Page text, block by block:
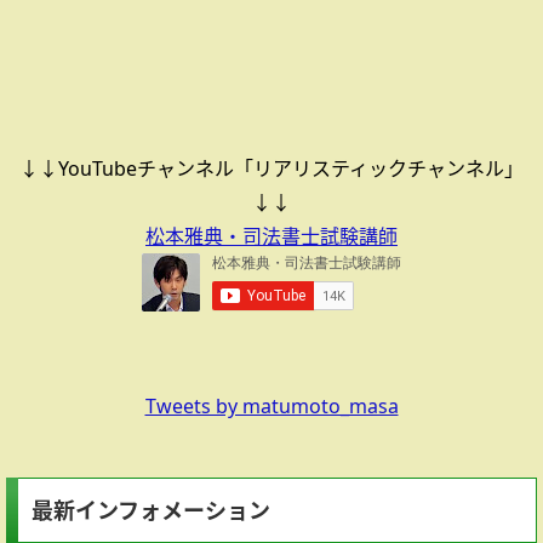
↓↓YouTubeチャンネル「リアリスティックチャンネル」
↓↓
松本雅典・司法書士試験講師
Tweets by matumoto_masa
最新インフォメーション